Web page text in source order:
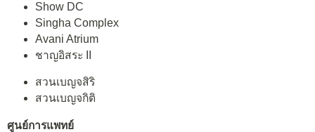
Show DC
Singha Complex
Avani Atrium
ชาญอิสระ II
สวนเบญจสิริ
สวนเบญจกิติ
ศูนย์การแพทย์